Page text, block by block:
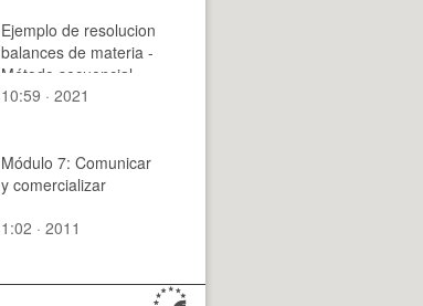
Ejemplo de resolucion
balances de materia -
Método secuencial
Análisis de Grados de
10:59 · 2021
Módulo 7: Comunicar
y comercializar
1:02 · 2011